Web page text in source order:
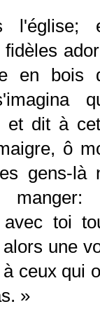
l'église;
en bois
et dit à
ô
gens-là
toi
une
ceux qui
»